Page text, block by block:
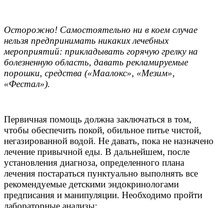
Осторожно! Самостоятельно ни в коем случае
нельзя предпринимать никаких лечебных
мероприятий: прикладывать горячую грелку на
болезненную область, давать рекламируемые
порошки, средства («Маалокс», «Мезим»,
«Фестал»).
Первичная помощь должна заключаться в том,
чтобы обеспечить покой, обильное питье чистой,
негазированной водой. Не давать, пока не назначено
лечение привычной еды. В дальнейшем, после
установления диагноза, определенного плана
лечения постараться пунктуально выполнять все
рекомендуемые детскими эндокринологами
предписания и манипуляции. Необходимо пройти
лабораторные анализы: